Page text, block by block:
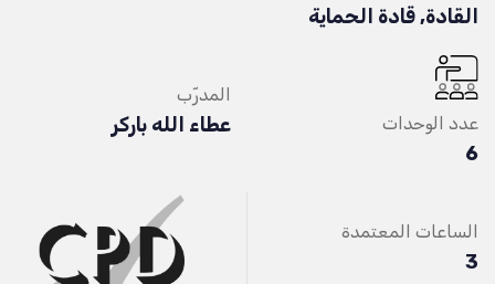
القادة, قادة الحماية
عدد الوحدات
6
المدرّب
عطاء الله باركر
الساعات المعتمدة
3